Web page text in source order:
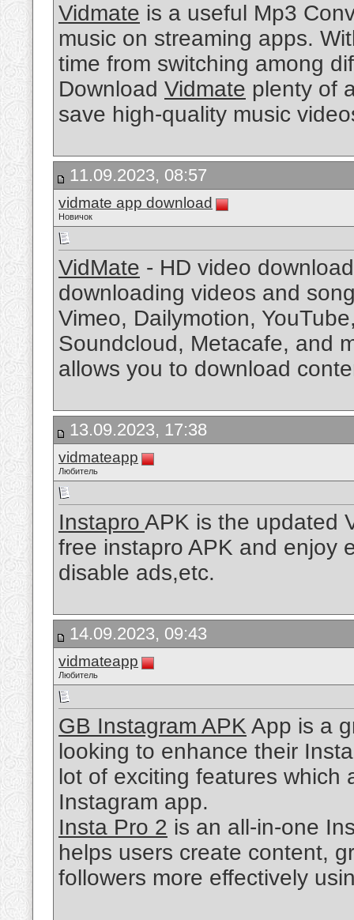
Vidmate is a useful Mp3
music on streaming apps.
time from switching among
Download Vidmate plenty of
save high-quality music
11.09.2023, 08:57
vidmate app download
Новичок
VidMate - HD video
downloading videos and
Vimeo, Dailymotion,
Soundcloud, Metacafe, and
allows you to download
13.09.2023, 17:38
vidmateapp
Любитель
Instapro APK is the updated
free instapro APK and enjoy
disable ads,etc.
14.09.2023, 09:43
vidmateapp
Любитель
GB Instagram APK App is a
looking to enhance their
lot of exciting features which
Instagram app.
Insta Pro 2 is an all-in-one
helps users create content,
followers more effectively